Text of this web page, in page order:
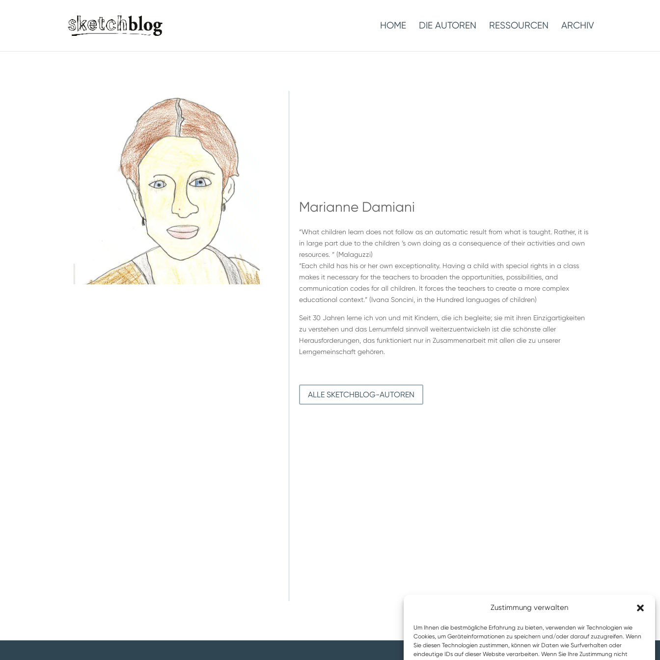
Zustimmung verwalten
Um Ihnen die bestmögliche Erfahrung zu bieten, verwenden wir Technologien wie
Cookies, um Geräteinformationen zu speichern und/oder darauf zuzugreifen. Wenn
Sie diesen Technologien zustimmen, können wir Daten wie Surfverhalten oder
eindeutige IDs auf dieser Website verarbeiten. Wenn Sie Ihre Zustimmung nicht
HOME DIE AUTOREN RESSOURCEN ARCHIV
Marianne Damiani
“What children learn does not follow as an automatic result from what is taught. Rather, it is
in large part due to the children ‘s own doing as a consequence of their activities and own
resources. “ (Malaguzzi)
“Each child has his or her own exceptionality. Having a child with special rights in a class
makes it necessary for the teachers to broaden the opportunities, possibilities, and
communication codes for all children. It forces the teachers to create a more complex
educational context.” (Ivana Soncini, in the Hundred languages of children)
Seit 30 Jahren lerne ich von und mit Kindern, die ich begleite; sie mit ihren Einzigartigkeiten
zu verstehen und das Lernumfeld sinnvoll weiterzuentwickeln ist die schönste aller
Herausforderungen, das funktioniert nur in Zusammenarbeit mit allen die zu unserer
Lerngemeinschaft gehören.
ALLE SKETCHBLOG-AUTOREN